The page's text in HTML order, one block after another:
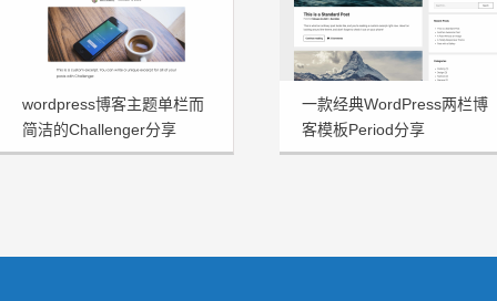
wordpress博客主题单栏而
简洁的Challenger分享
一款经典WordPress两栏博
客模板Period分享